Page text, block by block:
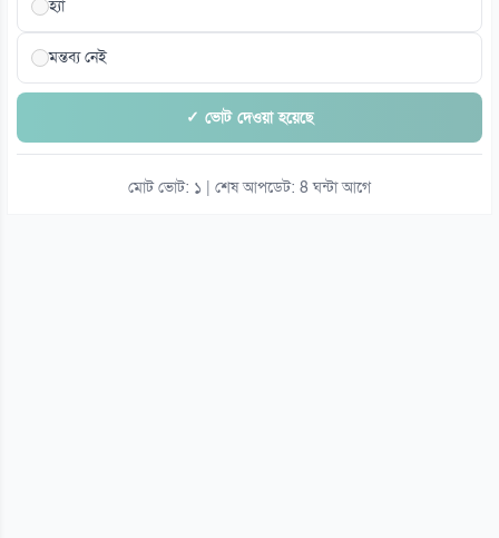
হ্যাঁ
মন্তব্য নেই
✓ ভোট দেওয়া হয়েছে
মোট ভোট: ১ | শেষ আপডেট: 8 ঘন্টা আগে